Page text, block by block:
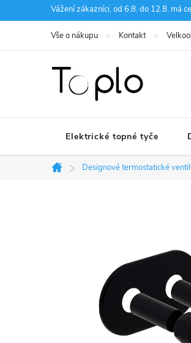
na
Vážení zákazníci, od 6.8. do 12.8. má
Vše o nákupu Kontakt
Elektrické topné tyče
Domů
Designové termostatické